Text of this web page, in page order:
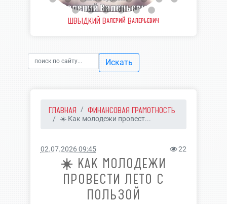
ШВЫДКИЙ Валерий Валерьевич
Искать
ГЛАВНАЯ ФИНАНСОВАЯ ГРАМОТНОСТЬ
☀️ Как молодежи провест...
02.07.2026 09:45 22
☀️ КАК МОЛОДЕЖИ
ПРОВЕСТИ ЛЕТО С
ПОЛЬЗОЙ